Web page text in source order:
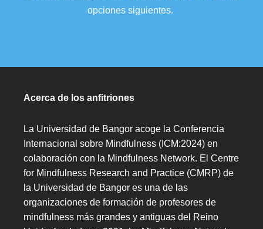
opciones siguientes.
Acerca de los anfitriones
La Universidad de Bangor acoge la Conferencia
Internacional sobre Mindfulness (ICM:2024) en
colaboración con la Mindfulness Network. El Centre
for Mindfulness Research and Practice (CMRP) de
la Universidad de Bangor es una de las
organizaciones de formación de profesores de
mindfulness más grandes y antiguas del Reino